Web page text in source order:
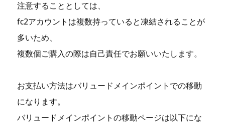
注意することとしては、
fc2アカウントは複数持っていると凍結されることが
多いため、
複数個ご購入の際は自己責任でお願いいたします。
お支払い方法はバリュードメインポイントでの移動
になります。
バリュードメインポイントの移動ページは以下にな